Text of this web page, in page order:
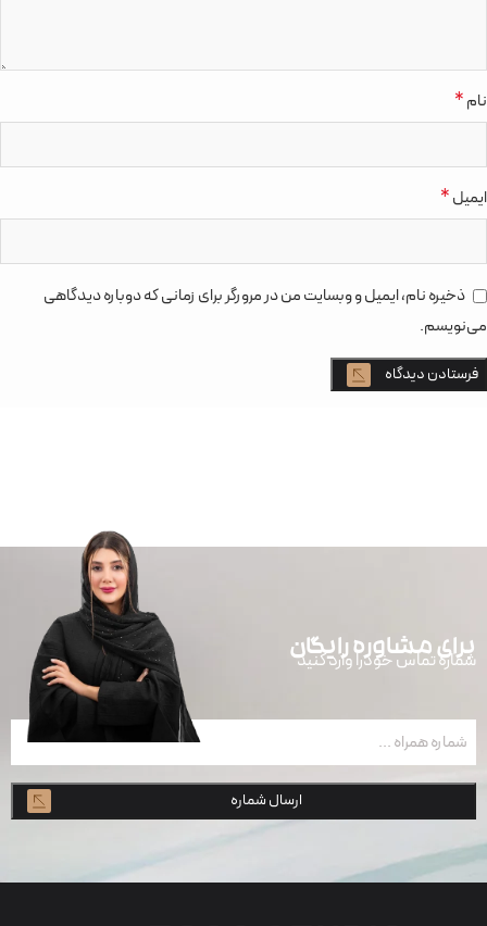
نام*
ایمیل*
ذخیره نام، ایمیل و وبسایت من در مرورگر برای زمانی که دوباره دیدگاهی
می‌نویسم.
برای مشاوره رایگان
شماره تماس خودرا وارد کنید
همراه
(ضروری)